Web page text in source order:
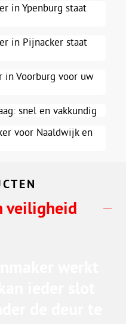
in Ypenburg staat
in Pijnacker staat
in Voorburg voor uw
snel en vakkundig
voor Naaldwijk en
veiligheid